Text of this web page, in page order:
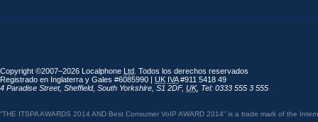
Copyright ©2007–2026 Localphone Ltd . Todos los derechos reservados
Registrado en Inglaterra y Gales #6085990 | UK IVA#911 5418 49
4 Paradise Street, Sheffield, South Yorkshire S1 2DF, UK, Tel: 0333 555 3 555
“THE ITSPA AWARDS 2014 AND Best Consumer VoIP AWARD 2014” is a trade mark of the